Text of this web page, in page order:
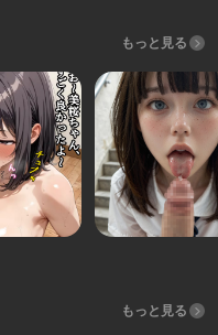
もっと見る
もっと見る